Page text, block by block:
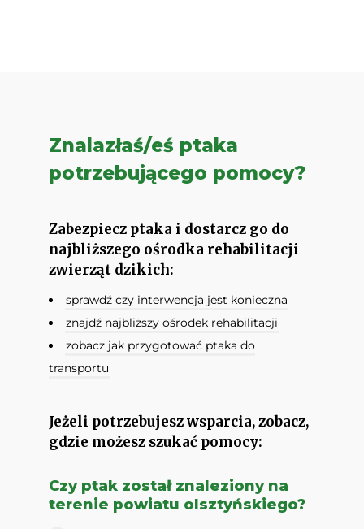
Znalazłaś/eś ptaka
potrzebującego pomocy?
Zabezpiecz ptaka i dostarcz go do
najbliższego ośrodka rehabilitacji
zwierząt dzikich:
sprawdź czy interwencja jest konieczna
znajdź najbliższy ośrodek rehabilitacji
zobacz jak przygotować ptaka do
transportu
Jeżeli potrzebujesz wsparcia, zobacz,
gdzie możesz szukać pomocy:
Czy ptak został znaleziony na
terenie powiatu olsztyńskiego?